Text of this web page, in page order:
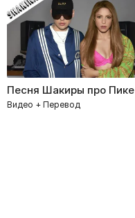
Песня Шакиры про Пике
Видео + Перевод